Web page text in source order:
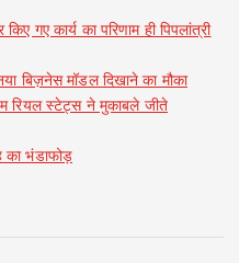
गए कार्य का परिणाम ही पिपलांत्री
बिज़नेस मॉडल दिखाने का मौका
रियल स्टेट्स ने मुकाबले जीते
का भंडाफोड़